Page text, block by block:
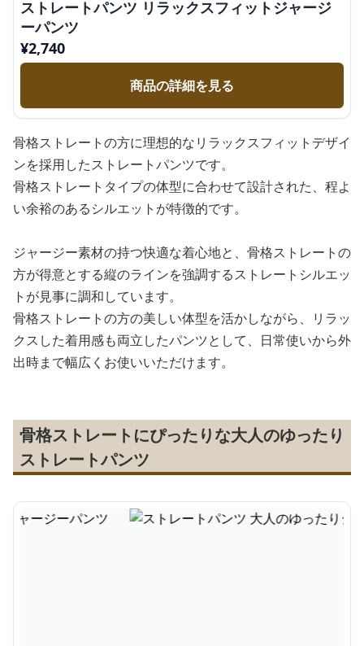
ストレートパンツ リラックスフィットジャージ
ーパンツ
¥2,740
商品の詳細を見る
骨格ストレートの方に理想的なリラックスフィットデザイ
ンを採用したストレートパンツです。
骨格ストレートタイプの体型に合わせて設計された、程よ
い余裕のあるシルエットが特徴的です。
ジャージー素材の持つ快適な着心地と、骨格ストレートの
方が得意とする縦のラインを強調するストレートシルエッ
トが見事に調和しています。
骨格ストレートの方の美しい体型を活かしながら、リラッ
クスした着用感も両立したパンツとして、日常使いから外
出時まで幅広くお使いいただけます。
骨格ストレートにぴったりな大人のゆったり
ストレートパンツ